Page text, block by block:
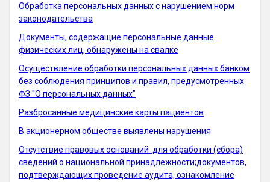
Обработка персональных данных с нарушением норм
законодательства
Документы, содержащие персональные данные
физических лиц, обнаружены на свалке
Осуществление обработки персональных данных банком
без соблюдения принципов и правил, предусмотренных
ФЗ "О персональных данных"
Разбросанные медицинские карты пациентов
В акционерном обществе выявлены нарушения
Отсутствие правовых оснований для обработки (сбора)
сведений о национальной принадлежности;документов,
подтверждающих проведение аудита, ознакомление